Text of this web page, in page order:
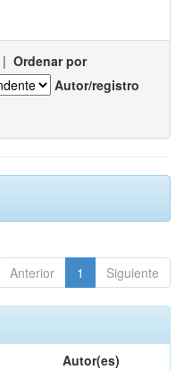
| Ordenar por
Autor/registro
Anterior 1 Siguiente
Autor(es)